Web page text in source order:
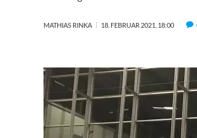
MATHIAS RINKA 18. FEBRUAR 2021, 18:00